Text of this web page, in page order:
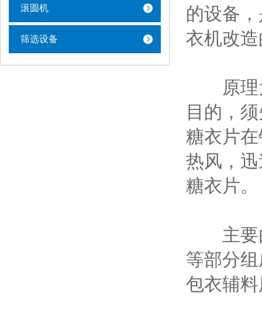
滚圆机
筛选设备
的设备
衣机改
原理为
目的，
糖衣片
热风，
糖衣片。
主要由
等部分
包衣辅